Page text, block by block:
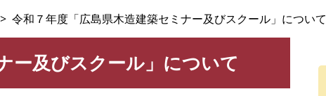
令和７年度「広島県木造建築セミナー及びスクール」について
ー及びスクール」について